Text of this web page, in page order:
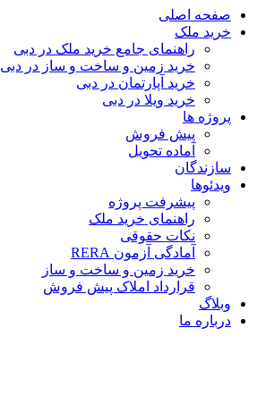
صفحه اصلی
خرید ملک
راهنمای جامع خرید ملک در دبی
خرید زمین و ساخت‌ و ساز در دبی
خرید آپارتمان در دبی
خرید ویلا در دبی
پروژه ها
پیش فروش
آماده تحویل
سازندگان
ویدئوها
پیشرفت پروژه
راهنمای خرید ملک
نکات حقوقی
آمادگی آزمون RERA
خرید زمین و ساخت و ساز
قرارداد املاک پیش فروش
وبلاگ
درباره ما